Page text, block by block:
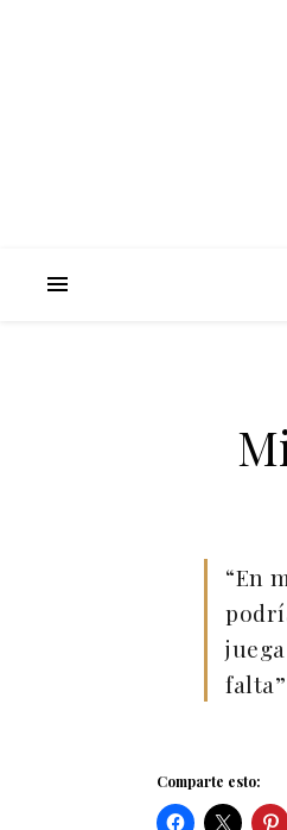
“En
falta”
Comparte esto: